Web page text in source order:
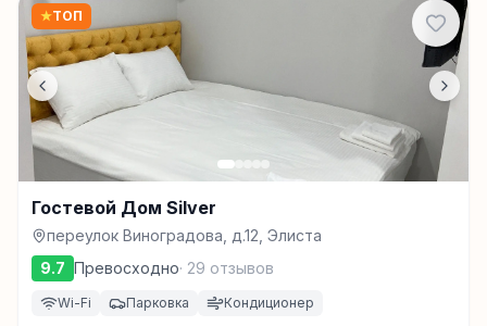
★ТОП
Гостевой Дом Silver
переулок Виноградова, д.12, Элиста
9.7 Превосходно· 29 отзывов
Wi-Fi Парковка Кондиционер